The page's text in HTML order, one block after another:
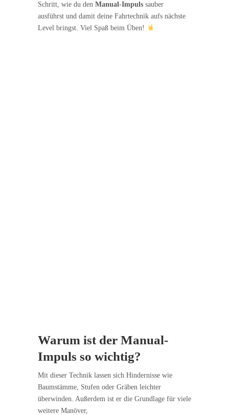
Schritt, wie du den Manual-Impuls sauber
ausführst und damit deine Fahrtechnik aufs nächste
Level bringst. Viel Spaß beim Üben!
Warum ist der Manual-
Impuls so wichtig?
Mit dieser Technik lassen sich Hindernisse wie
Baumstämme, Stufen oder Gräben leichter
überwinden. Außerdem ist er die Grundlage für viele
weitere Manöver,